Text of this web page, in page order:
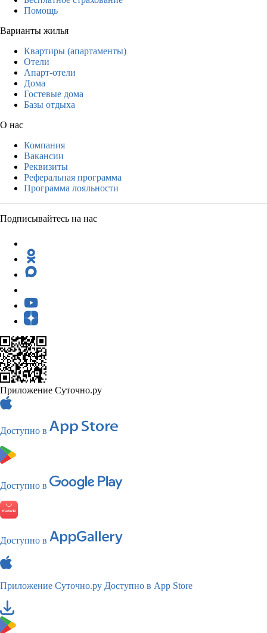
Помощь
Варианты жилья
Квартиры (апартаменты)
Отели
Апарт-отели
Дома
Гостевые дома
Базы отдыха
О нас
Компания
Вакансии
Реквизиты
Реферальная программа
Программа лояльности
Подписывайтесь на нас
Приложение Суточно.ру
Доступно в
Доступно в
Доступно в
Приложение Суточно.ру Доступно в App Store